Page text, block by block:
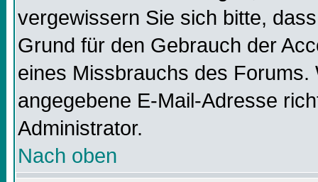
vergewissern Sie sich bitte,
Grund für den Gebrauch der
eines Missbrauchs des
angegebene E-Mail-Adresse
Administrator.
Nach oben